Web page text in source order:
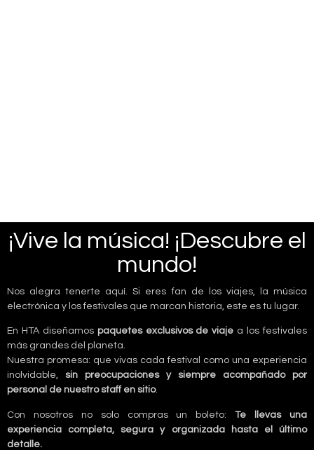
¡Vive la música! ¡Descubre el
mundo!
Nos alegra tenerte aquí. Si eres fan de los viajes, la música
electrónica y los festivales que marcan historia, este es tu lugar.
En HTA diseñamos paquetes exclusivos de viaje a los festivales
más grandes del planeta.
Nuestra promesa: que vivas cada festival como una experiencia
inolvidable, sin preocupaciones y siempre acompañado por
personal de nuestro staff en sitio.
Con nosotros no solo compras un boleto:Te llevas una
experiencia completa, segura y organizada hasta el último
detalle.